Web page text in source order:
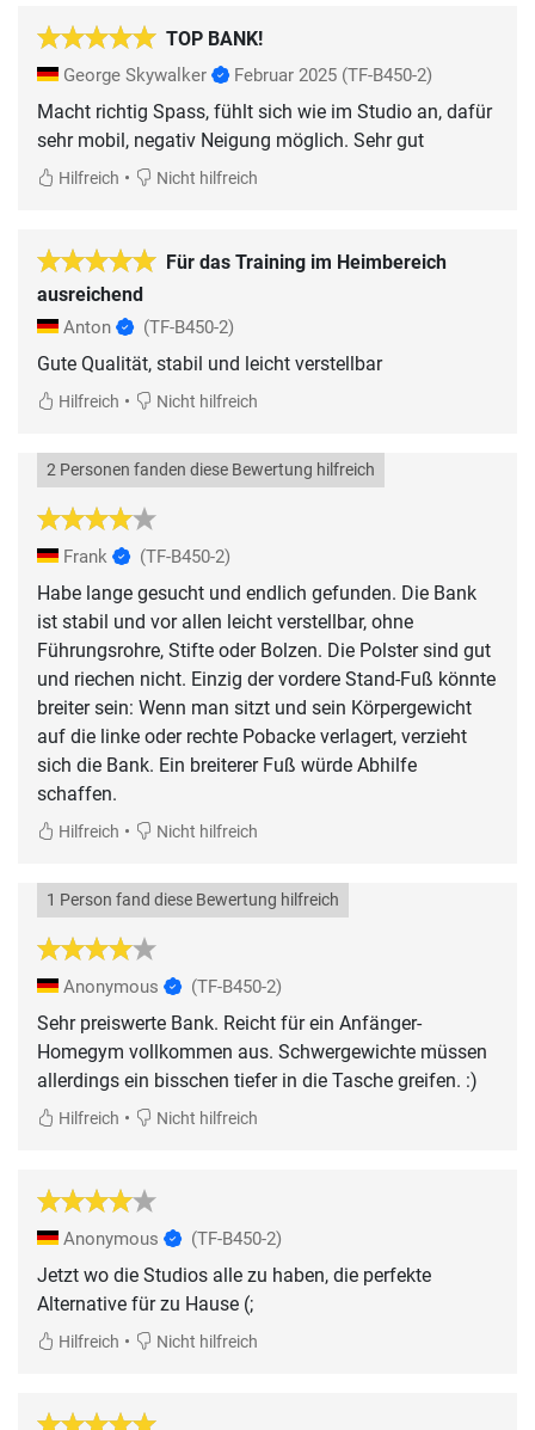
TOP BANK!
George Skywalker Februar 2025 (TF-B450-2)
Macht richtig Spass, fühlt sich wie im Studio an, dafür
sehr mobil, negativ Neigung möglich. Sehr gut
Hilfreich • Nicht hilfreich
Für das Training im Heimbereich
ausreichend
Anton (TF-B450-2)
Gute Qualität, stabil und leicht verstellbar
Hilfreich • Nicht hilfreich
2 Personen fanden diese Bewertung hilfreich
Frank (TF-B450-2)
Habe lange gesucht und endlich gefunden. Die Bank
ist stabil und vor allen leicht verstellbar, ohne
Führungsrohre, Stifte oder Bolzen. Die Polster sind gut
und riechen nicht. Einzig der vordere Stand-Fuß könnte
breiter sein: Wenn man sitzt und sein Körpergewicht
auf die linke oder rechte Pobacke verlagert, verzieht
sich die Bank. Ein breiterer Fuß würde Abhilfe
schaffen.
Hilfreich • Nicht hilfreich
1 Person fand diese Bewertung hilfreich
Anonymous (TF-B450-2)
Sehr preiswerte Bank. Reicht für ein Anfänger-
Homegym vollkommen aus. Schwergewichte müssen
allerdings ein bisschen tiefer in die Tasche greifen. :)
Hilfreich • Nicht hilfreich
Anonymous (TF-B450-2)
Jetzt wo die Studios alle zu haben, die perfekte
Alternative für zu Hause (;
Hilfreich • Nicht hilfreich